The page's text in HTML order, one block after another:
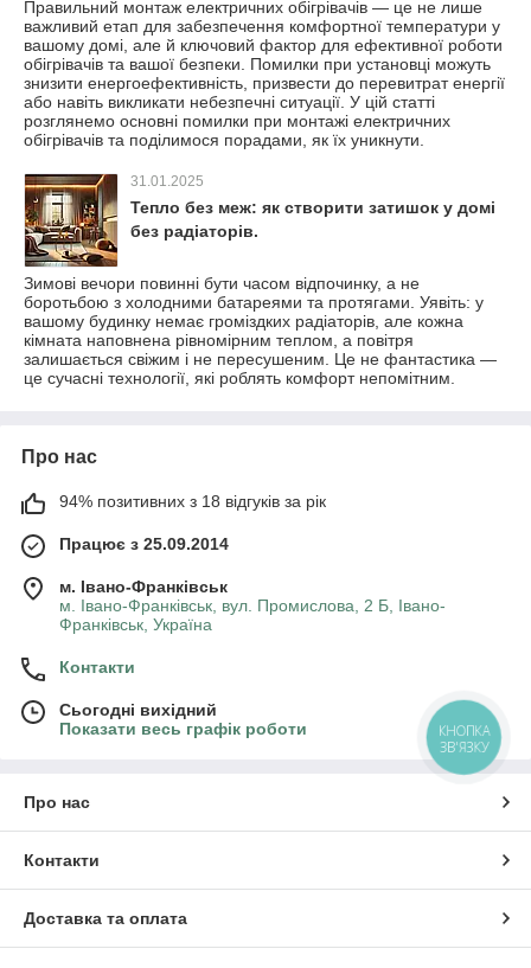
Правильний монтаж електричних обігрівачів — це не лише
важливий етап для забезпечення комфортної температури у
вашому домі, але й ключовий фактор для ефективної роботи
обігрівачів та вашої безпеки. Помилки при установці можуть
знизити енергоефективність, призвести до перевитрат енергії
або навіть викликати небезпечні ситуації. У цій статті
розглянемо основні помилки при монтажі електричних
обігрівачів та поділимося порадами, як їх уникнути.
31.01.2025
Тепло без меж: як створити затишок у домі
без радіаторів.
Зимові вечори повинні бути часом відпочинку, а не
боротьбою з холодними батареями та протягами. Уявіть: у
вашому будинку немає громіздких радіаторів, але кожна
кімната наповнена рівномірним теплом, а повітря
залишається свіжим і не пересушеним. Це не фантастика —
це сучасні технології, які роблять комфорт непомітним.
Про нас
94% позитивних з 18 відгуків за рік
Працює з 25.09.2014
м. Івано-Франківськ
м. Івано-Франківськ, вул. Промислова, 2 Б, Івано-
Франківськ, Україна
Контакти
Сьогодні вихідний
Показати весь графік роботи
Про нас
Контакти
Доставка та оплата
КНОПКА
ЗВ'ЯЗКУ